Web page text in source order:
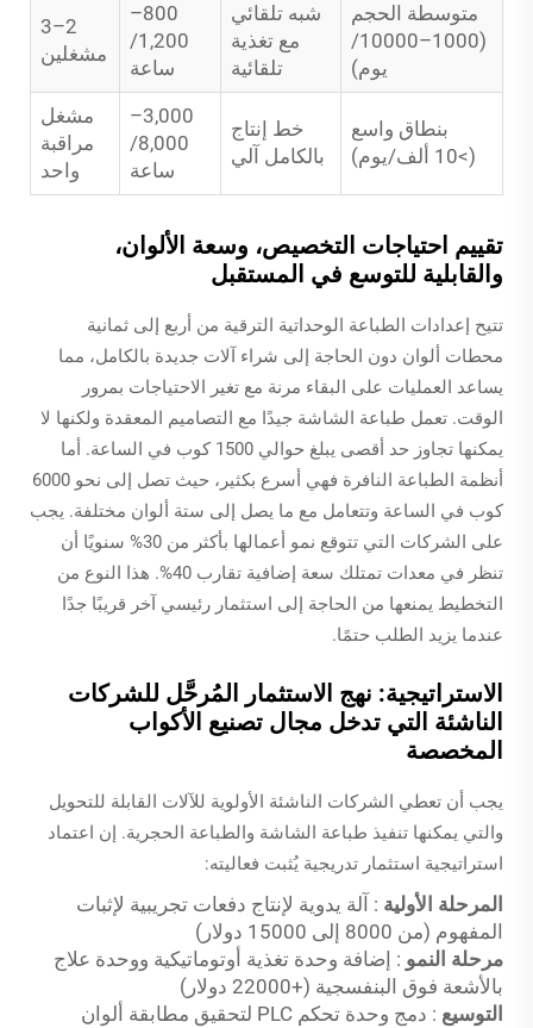
متوسطة الحجم
(1000–10000/
يوم)
شبه تلقائي
مع تغذية
تلقائية
800–
1,200/
ساعة
2–3
مشغلين
بنطاق واسع
(>10 ألف/يوم)
خط إنتاج
بالكامل آلي
3,000–
8,000/
ساعة
مشغل
مراقبة
واحد
تقييم احتياجات التخصيص، وسعة الألوان،
والقابلية للتوسع في المستقبل
تتيح إعدادات الطباعة الوحداتية الترقية من أربع إلى ثمانية
محطات ألوان دون الحاجة إلى شراء آلات جديدة بالكامل، مما
يساعد العمليات على البقاء مرنة مع تغير الاحتياجات بمرور
الوقت. تعمل طباعة الشاشة جيدًا مع التصاميم المعقدة ولكنها لا
يمكنها تجاوز حد أقصى يبلغ حوالي 1500 كوب في الساعة. أما
أنظمة الطباعة النافرة فهي أسرع بكثير، حيث تصل إلى نحو 6000
كوب في الساعة وتتعامل مع ما يصل إلى ستة ألوان مختلفة. يجب
على الشركات التي تتوقع نمو أعمالها بأكثر من 30% سنويًا أن
تنظر في معدات تمتلك سعة إضافية تقارب 40%. هذا النوع من
التخطيط يمنعها من الحاجة إلى استثمار رئيسي آخر قريبًا جدًا
عندما يزيد الطلب حتمًا.
الاستراتيجية: نهج الاستثمار المُرحَّل للشركات
الناشئة التي تدخل مجال تصنيع الأكواب
المخصصة
يجب أن تعطي الشركات الناشئة الأولوية للآلات القابلة للتحويل
والتي يمكنها تنفيذ طباعة الشاشة والطباعة الحجرية. إن اعتماد
استراتيجية استثمار تدريجية يُثبت فعاليته:
المرحلة الأولية : آلة يدوية لإنتاج دفعات تجريبية لإثبات
المفهوم (من 8000 إلى 15000 دولار)
مرحلة النمو : إضافة وحدة تغذية أوتوماتيكية ووحدة علاج
بالأشعة فوق البنفسجية (+22000 دولار)
التوسيع
: دمج وحدة تحكم PLC لتحقيق مطابقة ألوان